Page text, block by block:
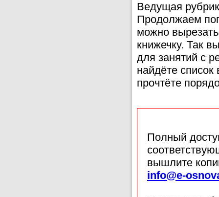
Ведущая
Продолжаем
можно
книжечку. Так
для занятий с
найдёте
прочтёте
Полный
вышлите
info@e-